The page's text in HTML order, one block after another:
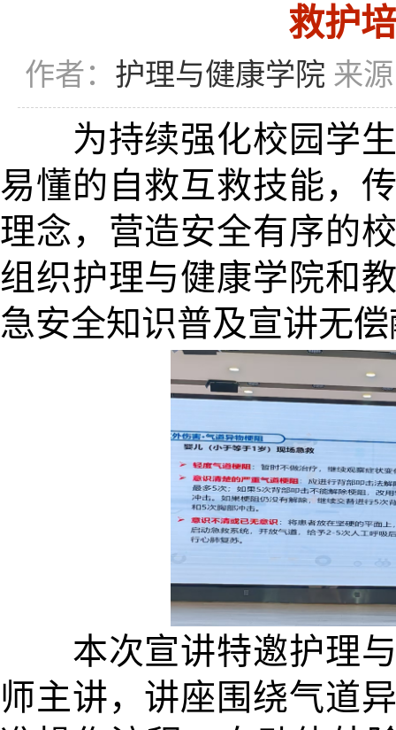
救护
作者： 护理与健康学院 来
为持续强化校园学生
易懂的自救互救技能，
理念，营造安全有序的
组织护理与健康学院和
急安全知识普及宣讲无
本次宣讲特邀护理与
师主讲，讲座围绕气道